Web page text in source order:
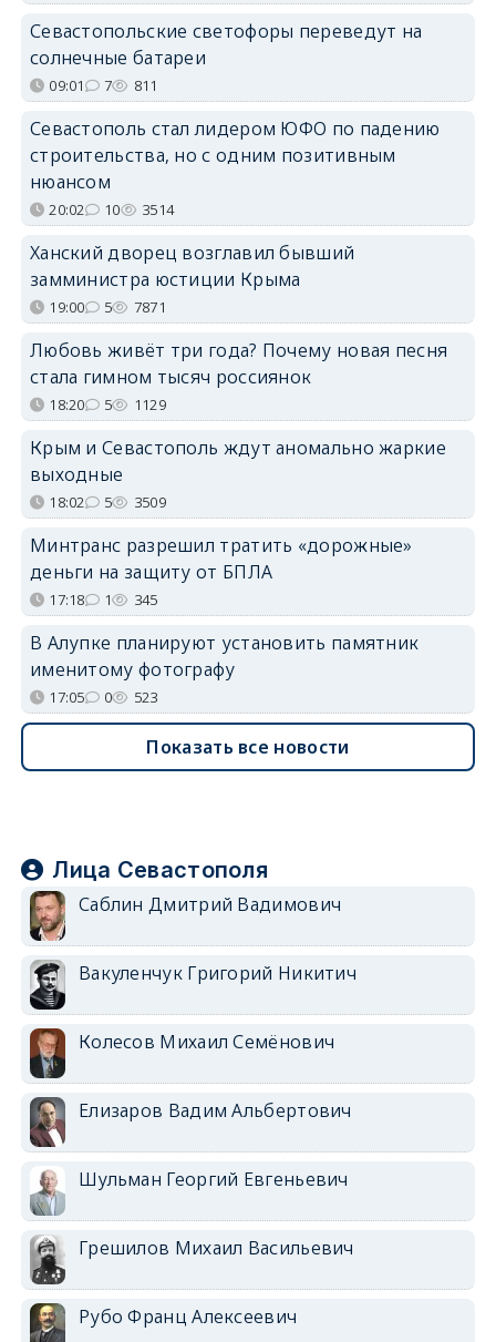
Севастопольские светофоры переведут на
солнечные батареи
09:01 7 811
Севастополь стал лидером ЮФО по падению
строительства, но с одним позитивным
нюансом
20:02 10 3514
Ханский дворец возглавил бывший
замминистра юстиции Крыма
19:00 5 7871
Любовь живёт три года? Почему новая песня
стала гимном тысяч россиянок
18:20 5 1129
Крым и Севастополь ждут аномально жаркие
выходные
18:02 5 3509
Минтранс разрешил тратить «дорожные»
деньги на защиту от БПЛА
17:18 1 345
В Алупке планируют установить памятник
именитому фотографу
17:05 0 523
Показать все новости
Лица Севастополя
Саблин Дмитрий Вадимович
Вакуленчук Григорий Никитич
Колесов Михаил Семёнович
Елизаров Вадим Альбертович
Шульман Георгий Евгеньевич
Грешилов Михаил Васильевич
Рубо Франц Алексеевич